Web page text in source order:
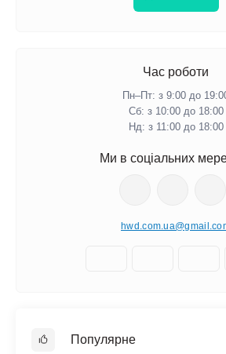
Час роботи
Пн–Пт: з 9:00 до
Сб: з 10:00 до 18:00
Нд: з 11:00 до 18:00
Ми в соціальних
Популярне